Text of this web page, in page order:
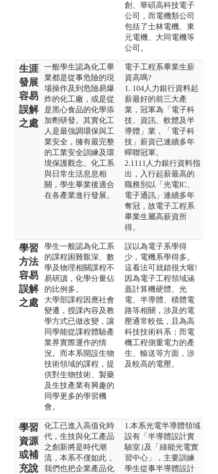
創、華碩高科技電子
公司，而電機類公司
包括了士林電機、東
元電機、大同電機等
公司。
生涯
發展
容易
誤解
之處
一般學生認為化工畢
業都是從事危險的現
場操作及到危險易爆
炸的化工廠，或是從
是黑心食品的化學添
加劑研發。其實化工
人是最強調環保與工
業安全，擁有最完整
的工業安全訓練及環
境保護觀念。化工系
與日常生活息息相
關，學生畢業後適合
在各產業進行發展。
電子工程系畢業生薪
資高嗎?
1. 104人力銀行資料起
薪最好的前三大產
業，冠軍為「電子科
技、資訊、軟體及半
導體」業，「電子科
技」薪資已連續多年
蟬聯冠軍。
2.1111人力銀行資料指
出，入行起薪最高的
職務別以「光電IC、
電子通訊」連續多年
奪冠，故電子工程系
畢業生屬高薪資所
得。
學習
方法
容易
誤解
之處
學生一般認為化工系
的課程困難艱深、數
學及物理相關課程不
易研讀，化學分量佔
的比例多。
大學部課程因應社會
變遷，授課內容及教
學方式已做改變，讓
同學能從課程體驗產
業界實際運作的情
況。而本系開設生物
技術領域的課程，提
供對生物技術、製藥
及生技產業有興趣的
同學更多的學習機
會。
誤以為電子系學得
少，電機系學得多。
這看法可就錯很大喔!
因為電子工程領域涵
蓋計算機硬體、光
電、半導體、積體電
路等相關，涉及的電
壓通常較低，且為高
科技技術科系；而電
機工程側重電力的產
生、輸送等方面，涉
及較高的電壓。
學習
資源
或補
充說
化工已進入高值化時
代，生技與化工產品
之創新將是時代潮
流，本系不僅如此，
我們也把企業產品化
1.本系光電半導體領域
設有「半導體設計實
驗室｣及「綠能光電實
習中心」，主要訓練
學生從事半導體設計